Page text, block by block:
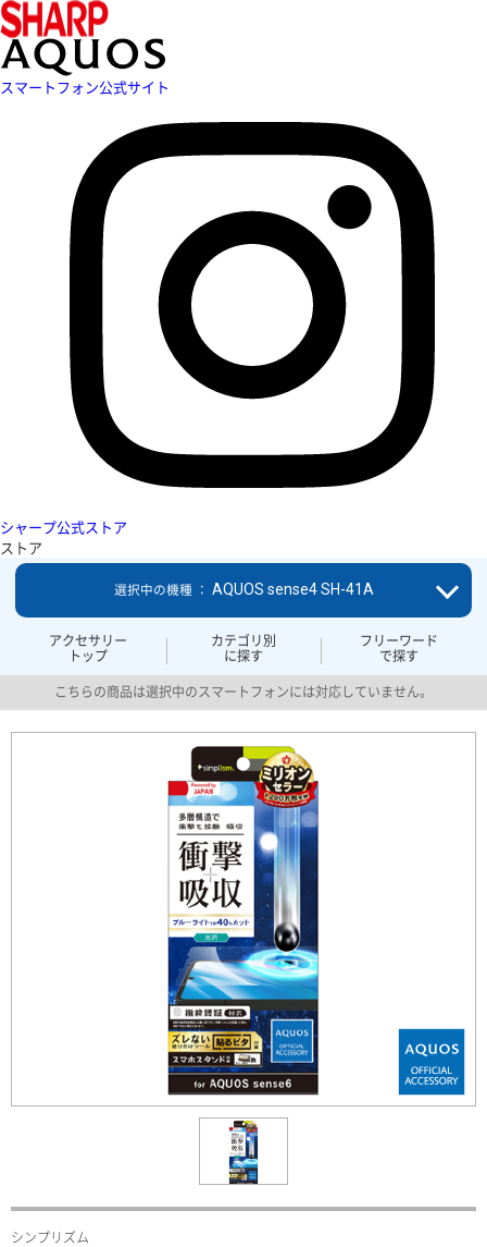
スマートフォン公式サイト
シャープ公式ストア
ストア
アクセサリー
トップ
カテゴリ別
に探す
フリーワード
で探す
選択中の機種 ： AQUOS sense4 SH-41A
こちらの商品は選択中のスマートフォンには対応していません。
シンプリズム